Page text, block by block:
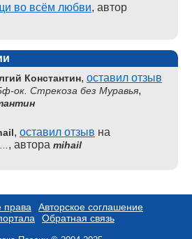
во всём любви, автор
Константин, оставил отзыв
ок. Стрекоза без Муравья,
, оставил отзыв на
, автора mihail
права
Авторское соглашение
Обратная связь